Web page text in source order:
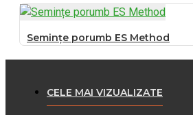
Semințe porumb ES Method
CELE MAI VIZUALIZATE